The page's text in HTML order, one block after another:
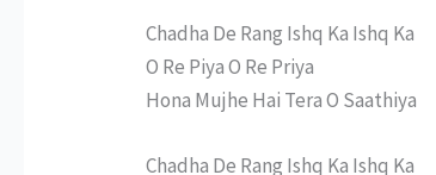
Chadha De Rang Ishq Ka Ishq Ka
O Re Piya O Re Priya
Hona Mujhe Hai Tera O Saathiya
Chadha De Rang Ishq Ka Ishq Ka